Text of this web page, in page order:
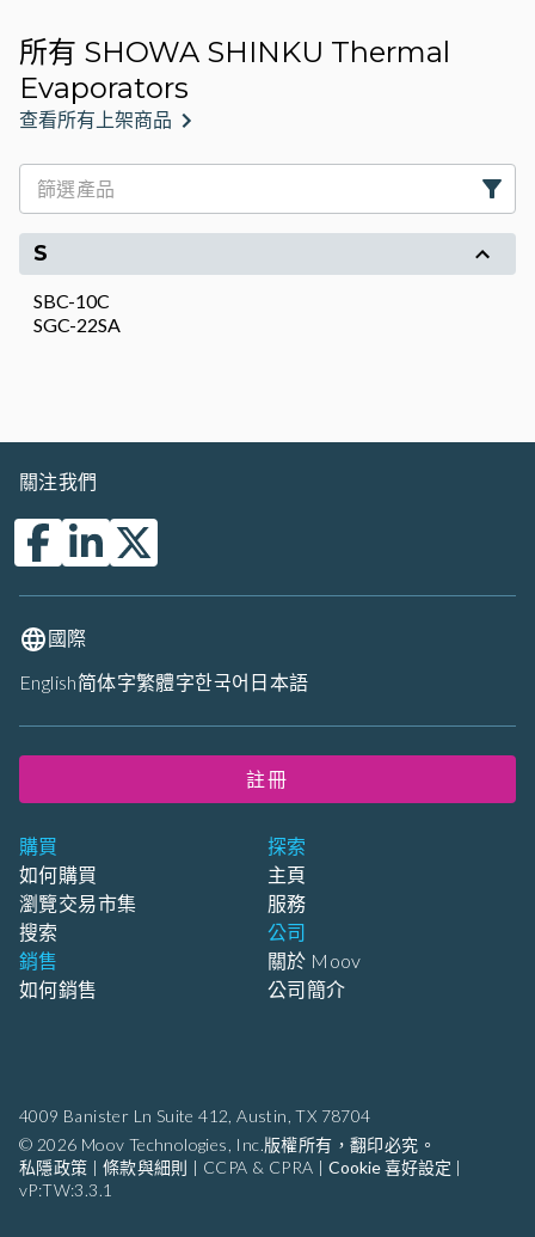
所有 SHOWA SHINKU Thermal
Evaporators
查看所有上架商品
S
SBC-10C
SGC-22SA
4009 Banister Ln Suite 412, Austin, TX 78704
© 2026 Moov Technologies, Inc.版權所有，翻印必究。
私隱政策 | 條款與細則 | CCPA & CPRA | Cookie 喜好設定 |
vP:TW:3.3.1
購買
如何購買
瀏覽交易市集
搜索
銷售
如何銷售
探索
主頁
服務
公司
關於 Moov
公司簡介
關注我們
國際
English简体字繁體字한국어 日本語
註冊